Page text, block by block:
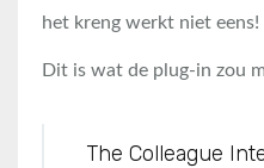
het kreng werkt niet eens!
Dit is wat de plug-in zou
The Colleague